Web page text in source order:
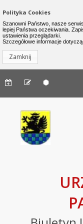
Urząd
Nawigacja do
Polityka Cookies
Szanowni Państwo, nasze
lepiej Państwa oczekiwania.
ustawienia przeglądarki.
Szczegółowe informacje
Zamknij
Menu górne
Menu górne -
Lewe menu
INFORMACJE
Komunikaty
Deklaracja
dostępności
Raport
stanie